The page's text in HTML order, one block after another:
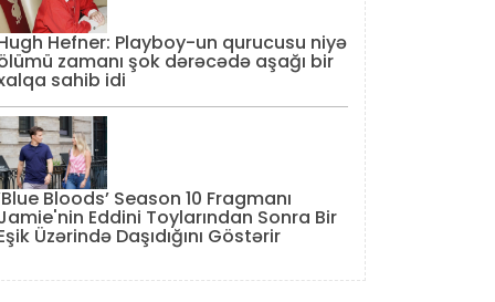
Hefner: Playboy-un qurucusu niyə
zamanı şok dərəcədə aşağı bir
sahib idi
Bloods’ Season 10 Fragmanı
Eddini Toylarından Sonra Bir
Üzərində Daşıdığını Göstərir